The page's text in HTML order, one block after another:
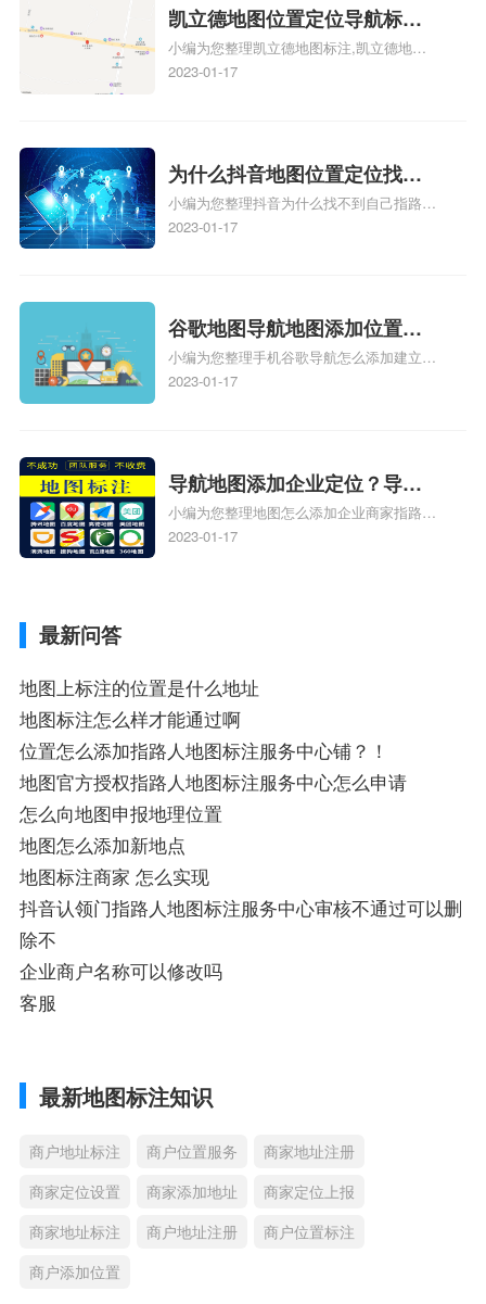
地图标注服务中心铺招牌相关地图标注知
识，详情可查看下方正文！
凯立德地图位置定位导航标
注？凯立德地图位置定位,导航,
标注？
小编为您整理凯立德地图标注,凯立德地图
标注怎么做啊、凯立德地图标注,凯立德地
相关地图标注知识，详情可查看下方正文！
2023-01-17
为什么抖音地图位置定位找不
到了？抖音为什么找不到当前
定位了？
小编为您整理抖音为什么找不到自己指路人
地图标注服务中心铺的位置、地图位置更新
服务中心位置、抖音突然不显示定位了相关
地图标注知识，详情可查看下方正文！
2023-01-17
谷歌地图导航地图添加位置？
添加谷歌地图导航位置？
小编为您整理手机谷歌导航怎么添加建立多
人位置、如何在地图，谷歌地图添加公司位
2023-01-17
导航地图添加企业定位？导航
定位企业？
小编为您整理地图怎么添加企业商家指路人
地图标注服务中心铺名称、地图怎么添加企
2023-01-17
最新问答
地图上标注的位置是什么地址
地图标注怎么样才能通过啊
位置怎么添加指路人地图标注服务中心铺？！
地图官方授权指路人地图标注服务中心怎么申请
怎么向地图申报地理位置
地图怎么添加新地点
地图标注商家 怎么实现
抖音认领门指路人地图标注服务中心审核不通过可以删
除不
企业商户名称可以修改吗
客服
最新地图标注知识
商户地址标注 商户位置服务
商家地址注册
商家定位设置
商家添加地址
商家定位上报
商家地址标注
商户地址注册
商户位置标注
商户添加位置